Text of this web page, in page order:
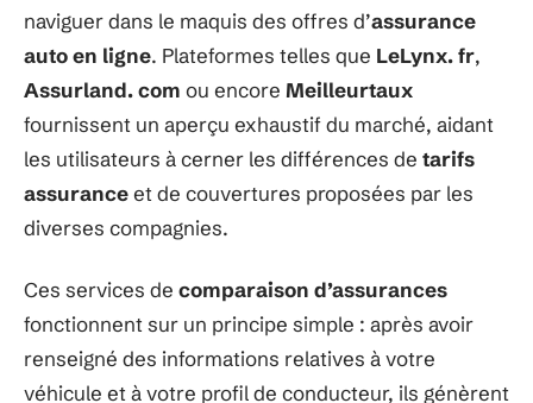
naviguer dans le maquis des offres d’assurance
auto en ligne. Plateformes telles que LeLynx. fr,
Assurland. com ou encore Meilleurtaux
fournissent un aperçu exhaustif du marché, aidant
les utilisateurs à cerner les différences de tarifs
assuranceet de couvertures proposées par les
diverses compagnies.
Ces services de comparaison d’assurances
fonctionnent sur un principe simple : après avoir
renseigné des informations relatives à votre
véhicule et à votre profil de conducteur, ils génèrent